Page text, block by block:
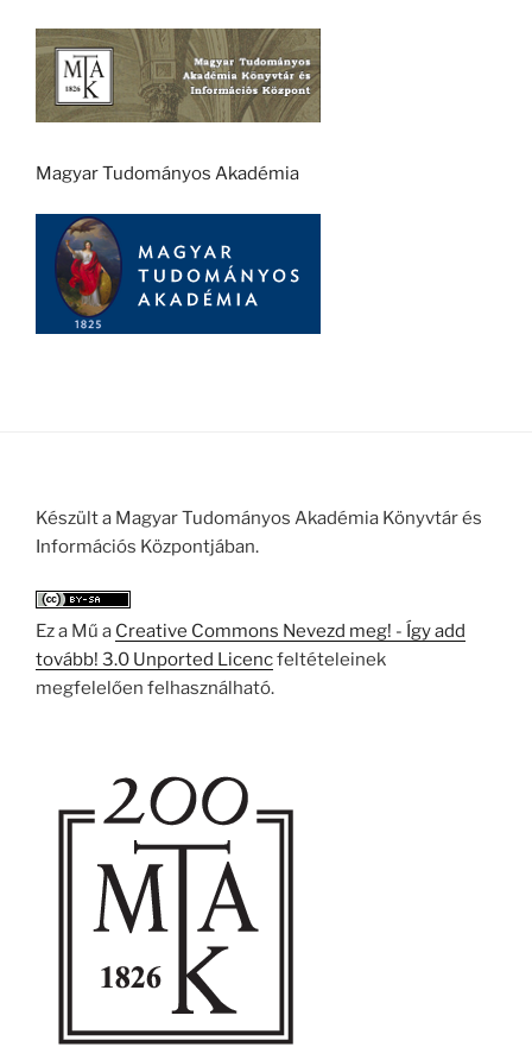
Magyar Tudományos Akadémia
Készült a Magyar Tudományos Akadémia Könyvtár és
Információs Központjában.
Ez a Mű a Creative Commons Nevezd meg! - Így add
tovább! 3.0 Unported Licencfeltételeinek
megfelelően felhasználható.